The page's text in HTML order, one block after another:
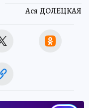
Ася ДОЛЕЦКАЯ